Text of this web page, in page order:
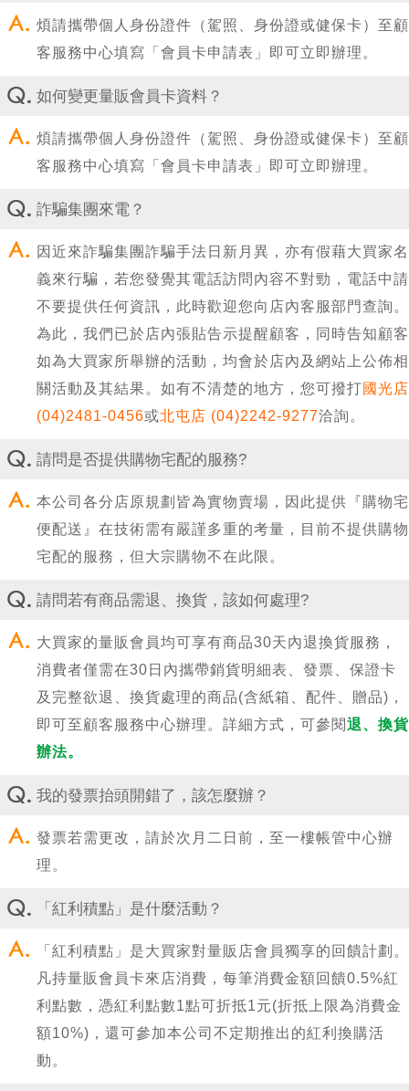
煩請攜帶個人身份證件（駕照、身份證或健保卡）至顧
客服務中心填寫「會員卡申請表」即可立即辦理。
如何變更量販會員卡資料？
煩請攜帶個人身份證件（駕照、身份證或健保卡）至顧
客服務中心填寫「會員卡申請表」即可立即辦理。
詐騙集團來電？
因近來詐騙集團詐騙手法日新月異，亦有假藉大買家名
義來行騙，若您發覺其電話訪問內容不對勁，電話中請
不要提供任何資訊，此時歡迎您向店內客服部門查詢。
為此，我們已於店內張貼告示提醒顧客，同時告知顧客
如為大買家所舉辦的活動，均會於店內及網站上公佈相
關活動及其結果。如有不清楚的地方，您可撥打國光店
(04)2481-0456或北屯店 (04)2242-9277洽詢。
請問是否提供購物宅配的服務?
本公司各分店原規劃皆為實物賣場，因此提供『購物宅
便配送』在技術需有嚴謹多重的考量，目前不提供購物
宅配的服務，但大宗購物不在此限。
請問若有商品需退、換貨，該如何處理?
大買家的量販會員均可享有商品30天內退換貨服務，
消費者僅需在30日內攜帶銷貨明細表、發票、保證卡
及完整欲退、換貨處理的商品(含紙箱、配件、贈品)，
即可至顧客服務中心辦理。詳細方式，可參閱退、換貨
辦法。
我的發票抬頭開錯了，該怎麼辦？
發票若需更改，請於次月二日前，至一樓帳管中心辦
理。
「紅利積點」是什麼活動？
「紅利積點」是大買家對量販店會員獨享的回饋計劃。
凡持量販會員卡來店消費，每筆消費金額回饋0.5%紅
利點數，憑紅利點數1點可折抵1元(折抵上限為消費金
額10%)，還可參加本公司不定期推出的紅利換購活
動。